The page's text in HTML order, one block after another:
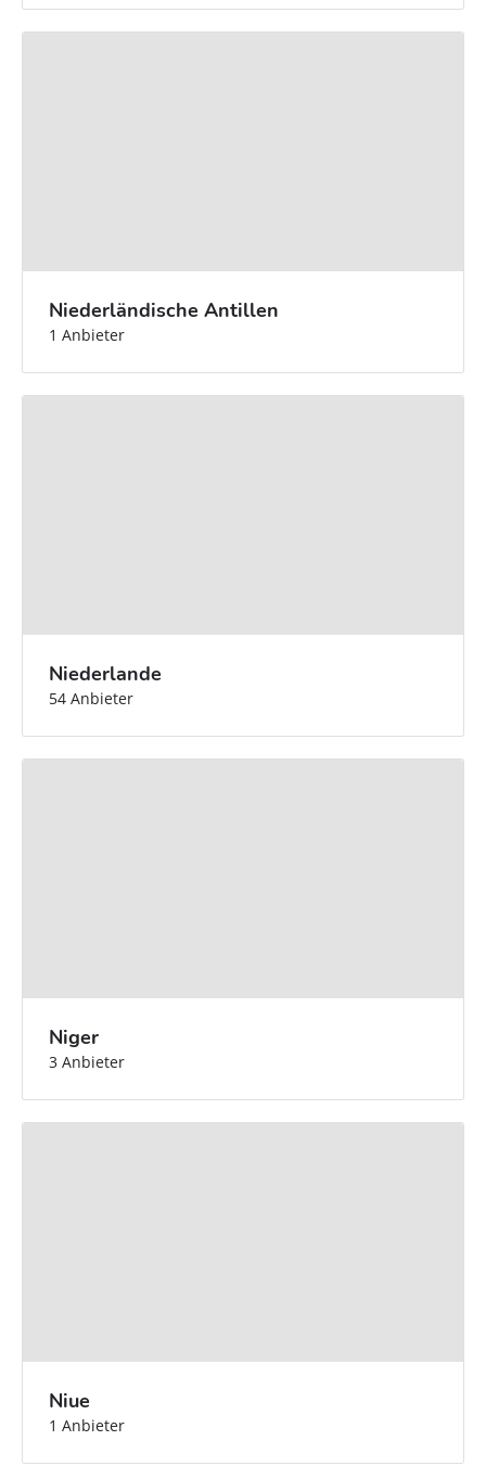
Niederländische Antillen
1 Anbieter
Niederlande
54 Anbieter
Niger
3 Anbieter
Niue
1 Anbieter